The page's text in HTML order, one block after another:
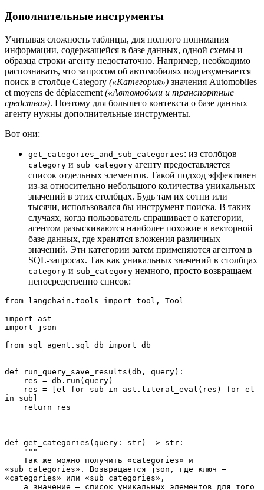
Дополнительные инструменты
Учитывая сложность таблицы, для полного понимания
информации, содержащейся в базе данных, одной схемы и
образца строки агенту недостаточно. Например, необходимо
распознавать, что запросом об автомобилях подразумевается
поиск в столбце Category («Категория») значения Automobiles
et moyens de déplacement («Автомобили и транспортные
средства»). Поэтому для большего контекста о базе данных
агенту нужны дополнительные инструменты.
Вот они:
get_categories_and_sub_categories: из столбцов
category и sub_category агенту предоставляется
список отдельных элементов. Такой подход эффективен
из-за относительно небольшого количества уникальных
значений в этих столбцах. Будь там их сотни или
тысячи, использовался бы инструмент поиска. В таких
случаях, когда пользователь спрашивает о категории,
агентом разыскиваются наиболее похожие в векторной
базе данных, где хранятся вложения различных
значений. Эти категории затем применяются агентом в
SQL-запросах. Так как уникальных значений в столбцах
category и sub_category немного, просто возвращаем
непосредственно список:
from langchain.tools import tool, Tool
import ast
import json
from sql_agent.sql_db import db
def run_query_save_results(db, query):
    res = db.run(query)
in sub]
    return res
def get_categories(query: str) -> str:
    """
«sub_categories». Возвращается json, где ключ ―
«categories» или «sub_categories»,